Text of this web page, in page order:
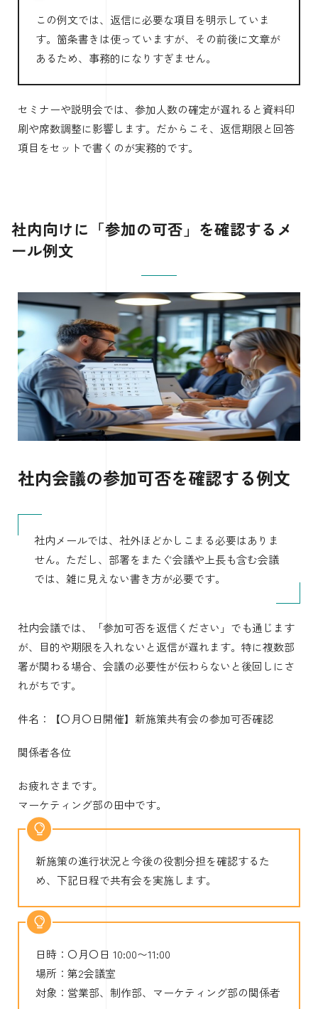
この例文では、返信に必要な項目を明示していま
す。箇条書きは使っていますが、その前後に文章が
あるため、事務的になりすぎません。
セミナーや説明会では、参加人数の確定が遅れると資料印
刷や席数調整に影響します。だからこそ、返信期限と回答
項目をセットで書くのが実務的です。
社内向けに「参加の可否」を確認するメ
ール例文
社内会議の参加可否を確認する例文
社内メールでは、社外ほどかしこまる必要はありま
せん。ただし、部署をまたぐ会議や上長も含む会議
では、雑に見えない書き方が必要です。
社内会議では、「参加可否を返信ください」でも通じます
が、目的や期限を入れないと返信が遅れます。特に複数部
署が関わる場合、会議の必要性が伝わらないと後回しにさ
れがちです。
件名：【〇月〇日開催】新施策共有会の参加可否確認
関係者各位
お疲れさまです。
マーケティング部の田中です。
新施策の進行状況と今後の役割分担を確認するた
め、下記日程で共有会を実施します。
日時：〇月〇日 10:00〜11:00
場所：第2会議室
対象：営業部、制作部、マーケティング部の関係者